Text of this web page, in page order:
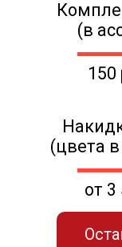
(в
(цвета
от 3